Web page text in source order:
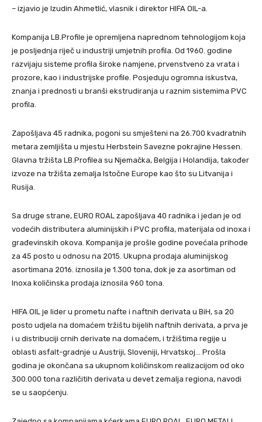
– izjavio je Izudin Ahmetlić, vlasnik i direktor HIFA OIL-a.
Kompanija LB.Profile je opremljena naprednom tehnologijom koja
je posljednja riječ u industriji umjetnih profila. Od 1960. godine
razvijaju sisteme profila široke namjene, prvenstveno za vrata i
prozore, kao i industrijske profile. Posjeduju ogromna iskustva,
znanja i prednosti u branši ekstrudiranja u raznim sistemima PVC
profila.
Zapošljava 45 radnika, pogoni su smješteni na 26.700 kvadratnih
metara zemljišta u mjestu Herbstein Savezne pokrajine Hessen.
Glavna tržišta LB.Profilea su Njemačka, Belgija i Holandija, također
izvoze na tržišta zemalja Istočne Europe kao što su Litvanija i
Rusija.
Sa druge strane, EURO ROAL zapošljava 40 radnika i jedan je od
vodećih distributera aluminijskih i PVC profila, materijala od inoxa i
građevinskih okova. Kompanija je prošle godine povećala prihode
za 45 posto u odnosu na 2015. Ukupna prodaja aluminijskog
asortimana 2016. iznosila je 1.300 tona, dok je za asortiman od
Inoxa količinska prodaja iznosila 960 tona.
HIFA OIL je lider u prometu nafte i naftnih derivata u BiH, sa 20
posto udjela na domaćem tržištu bijelih naftnih derivata, a prva je
i u distribuciji crnih derivate na domaćem, i tržištima regije u
oblasti asfalt-gradnje u Austriji, Sloveniji, Hrvatskoj… Prošla
godina je okončana sa ukupnom količinskom realizacijom od oko
300.000 tona različitih derivata u devet zemalja regiona, navodi
se u saopćenju.